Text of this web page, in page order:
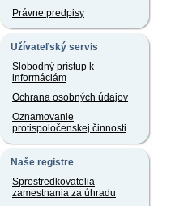
Právne predpisy
Užívateľský servis
Slobodný prístup k
informáciám
Ochrana osobných údajov
Oznamovanie
protispoločenskej činnosti
Naše registre
Sprostredkovatelia
zamestnania za úhradu